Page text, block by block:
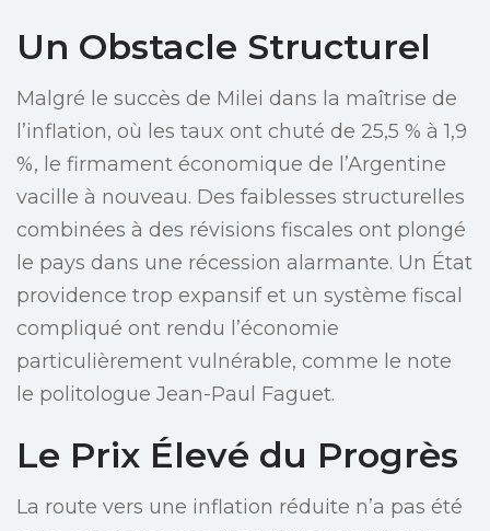
Un Obstacle Structurel
Malgré le succès de Milei dans la maîtrise de
l’inflation, où les taux ont chuté de 25,5 % à 1,9
%, le firmament économique de l’Argentine
vacille à nouveau. Des faiblesses structurelles
combinées à des révisions fiscales ont plongé
le pays dans une récession alarmante. Un État
providence trop expansif et un système fiscal
compliqué ont rendu l’économie
particulièrement vulnérable, comme le note
le politologue Jean-Paul Faguet.
Le Prix Élevé du Progrès
La route vers une inflation réduite n’a pas été